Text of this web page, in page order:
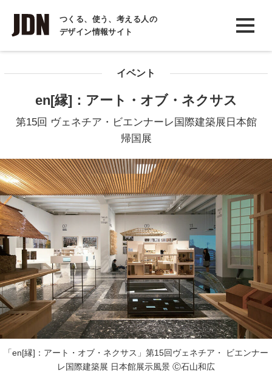
つくる、使う、考える人の
デザイン情報サイト
INTERVIEW
インタビュー
COLUMN
イベント
en[縁]：アート・オブ・ネクサス
第15回 ヴェネチア・ビエンナーレ国際建築展日本館
帰国展
「en[縁]：アート・オブ・ネクサス」第15回ヴェネチア・ ビエンナー
レ国際建築展 日本館展示風景 Ⓒ石山和広